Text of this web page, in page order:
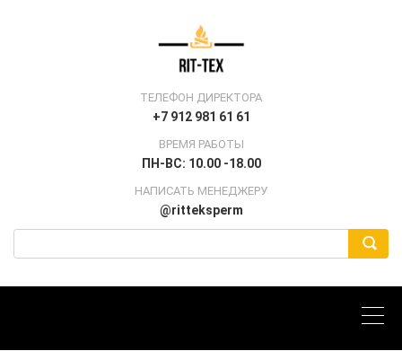
ТЕЛЕФОН ДИРЕКТОРА
+7 912 981 61 61
ВРЕМЯ РАБОТЫ
ПН-ВС: 10.00 -18.00
НАПИСАТЬ МЕНЕДЖЕРУ
@ritteksperm